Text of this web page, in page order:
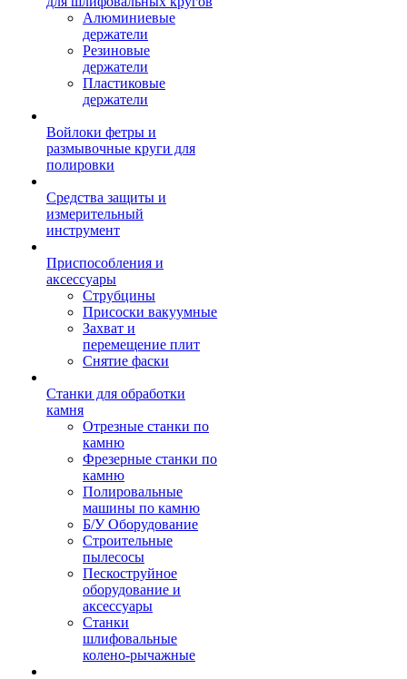
Алюминиевые
держатели
Резиновые
держатели
Пластиковые
держатели
Войлоки фетры и
размывочные круги для
полировки
Средства защиты и
измерительный
инструмент
Приспособления и
аксессуары
Струбцины
Присоски вакуумные
Захват и
перемещение плит
Снятие фаски
Станки для обработки
камня
Отрезные станки по
камню
Фрезерные станки по
камню
Полировальные
машины по камню
Б/У Оборудование
Строительные
пылесосы
Пескоструйное
оборудование и
аксессуары
Станки
шлифовальные
колено-рычажные